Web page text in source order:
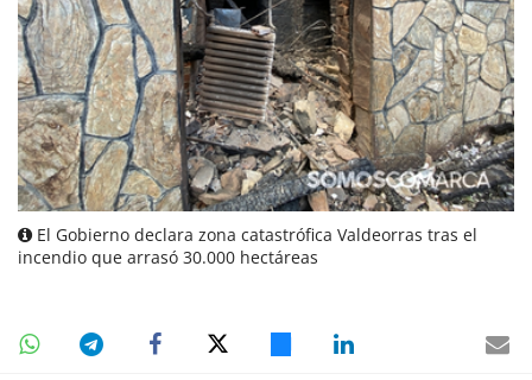
El Gobierno declara zona catastrófica Valdeorras tras el
incendio que arrasó 30.000 hectáreas